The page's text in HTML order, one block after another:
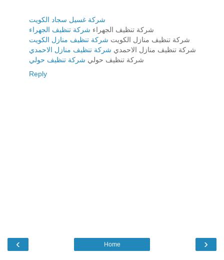
شركة غسيل سجاد الكويت
شركة تنظيف الجهراء شركة تنظيف الجهراء
شركة تنظيف منازل الكويت شركة تنظيف منازل الكويت
شركة تنظيف منازل الاحمدي شركة تنظيف منازل الاحمدي
شركة تنظيف حولي شركة تنظيف حولي
Reply
‹ ›
Home